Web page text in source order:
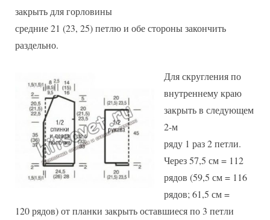
закрыть для горловины
средние 21 (23, 25) петлю и обе стороны закончить
раздельно.
Для скругления по
внутреннему краю
закрыть в следующем
2-м
ряду 1 раз 2 петли.
Через 57,5 см = 112
рядов (59,5 см = 116
рядов; 61,5 см =
120 рядов) от планки закрыть оставшиеся по 3 петли